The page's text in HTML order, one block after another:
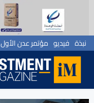
نبذة فيديو مؤتمر عدن الأول